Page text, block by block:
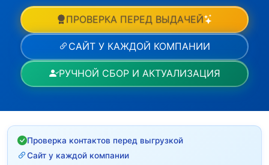
ПРОВЕРКА ПЕРЕД ВЫДАЧЕЙ
САЙТ У КАЖДОЙ КОМПАНИИ
РУЧНОЙ СБОР И АКТУАЛИЗАЦИЯ
Проверка контактов перед выгрузкой
Сайт у каждой компании